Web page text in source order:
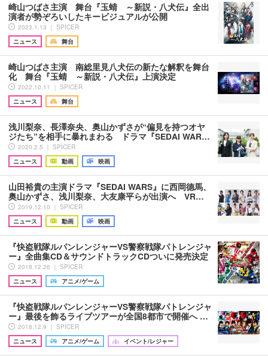
崎山つばさ主演 舞台『玉蜻 ～新説・八犬伝』全出
演者が勢ぞろいしたキービジュアルが公開
2023.1.13 ｜ SPICER
ニュース
舞台
崎山つばさ主演 南総里見八犬伝の新たな解釈を舞台
化 舞台『玉蜻 ～新説・八犬伝』上演決定
2022.10.11 ｜ SPICER
ニュース
舞台
浅川梨奈、長澤奈央、奥山かずさが“偏見を持つオヤ
ジたち”を相手に暴れまわる ドラマ『SEDAI WAR…
2020.2.5 ｜ SPICER
ニュース
動画 映画
山田裕貴の主演ドラマ『SEDAI WARS』に西岡德馬、
奥山かずさ、浅川梨奈、大友康平らが出演へ VR…
2019.12.10 ｜ SPICER
ニュース
動画 映画
『快盗戦隊ルパンレンジャーVS警察戦隊パトレンジャ
ー』全曲集CD＆サウンドトラックCDついに発売決定
2018.12.26 ｜ SPICER
ニュース
アニメ/ゲーム
『快盗戦隊ルパンレンジャーVS警察戦隊パトレンジャ
ー』最後を飾るライブツアーが全国8都市で開催へ …
2018.12.9 ｜ SPICER
ニュース
アニメ/ゲーム イベント/レジャー